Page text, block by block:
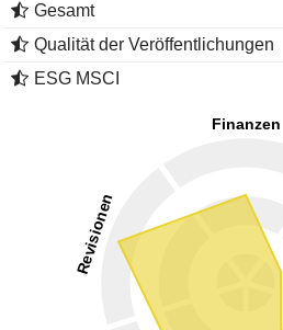
Gesamt
Qualität der Veröffentlichungen
ESG MSCI